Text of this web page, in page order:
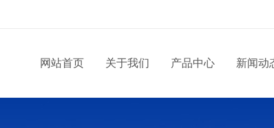
网站首页 关于我们 产品中心 新闻动